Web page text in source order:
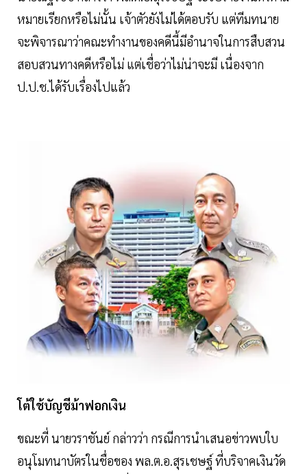
หมายเรียกหรือไม่นั้น เจ้าตัวยังไม่ได้ตอบรับ แต่ทีมทนาย
จะพิจารณาว่าคณะทำงานของคดีนี้มีอำนาจในการสืบสวน
สอบสวนทางคดีหรือไม่ แต่เชื่อว่าไม่น่าจะมี เนื่องจาก
ป.ป.ช.ได้รับเรื่องไปแล้ว
โต้ใช้บัญชีม้าฟอกเงิน
ขณะที่ นายวราชันย์ กล่าวว่า กรณีการนำเสนอข่าวพบใบ
อนุโมทนาบัตรในชื่อของ พล.ต.อ.สุรเชษฐ์ ที่บริจาคเงินวัด